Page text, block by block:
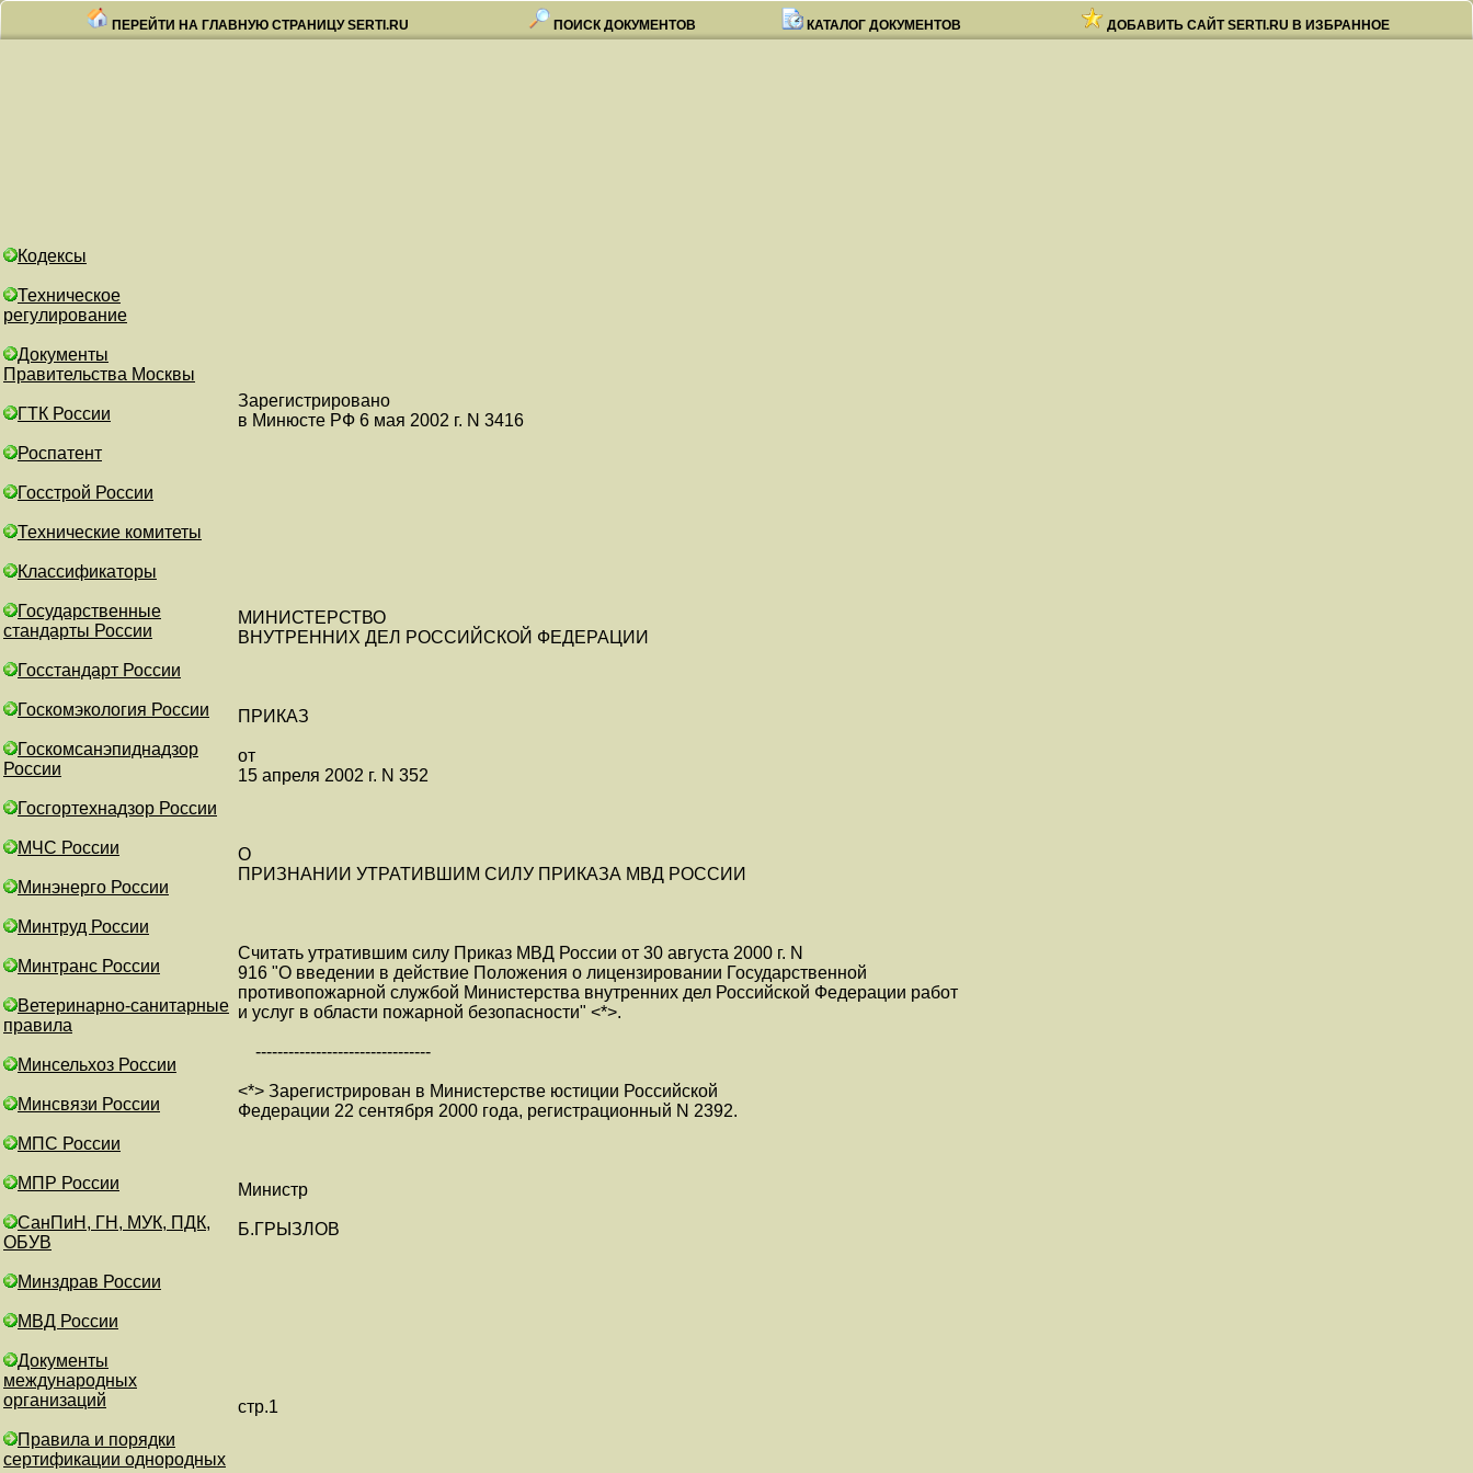
ПЕРЕЙТИ НА ГЛАВНУЮ СТРАНИЦУ SERTI.RU ПОИСК ДОКУМЕНТОВ КАТАЛОГ ДОКУМЕНТОВ ДОБАВИТЬ САЙТ SERTI.RU В ИЗБРАННОЕ
Кодексы
Техническое
регулирование
Документы
Правительства Москвы
ГТК России
Роспатент
Госстрой России
Технические комитеты
Классификаторы
Государственные
стандарты России
Госстандарт России
Госкомэкология России
Госкомсанэпиднадзор
России
Госгортехнадзор России
МЧС России
Минэнерго России
Минтруд России
Минтранс России
Ветеринарно-санитарные
правила
Минсельхоз России
Минсвязи России
МПС России
МПР России
СанПиН, ГН, МУК, ПДК,
ОБУВ
Минздрав России
МВД России
Документы
международных
организаций
Правила и порядки
сертификации однородных
Зарегистрировано
в Минюсте РФ 6 мая 2002 г. N 3416
МИНИСТЕРСТВО
ВНУТРЕННИХ ДЕЛ РОССИЙСКОЙ ФЕДЕРАЦИИ
ПРИКАЗ
от
15 апреля 2002 г. N 352
О
ПРИЗНАНИИ УТРАТИВШИМ СИЛУ ПРИКАЗА МВД РОССИИ
Считать утратившим силу Приказ МВД России от 30 августа 2000 г. N
916 "О введении в действие Положения о лицензировании Государственной
противопожарной службой Министерства внутренних дел Российской Федерации работ
и услуг в области пожарной безопасности" <*>.
--------------------------------
<*> Зарегистрирован в Министерстве юстиции Российской
Федерации 22 сентября 2000 года, регистрационный N 2392.
Министр
Б.ГРЫЗЛОВ
стр.1